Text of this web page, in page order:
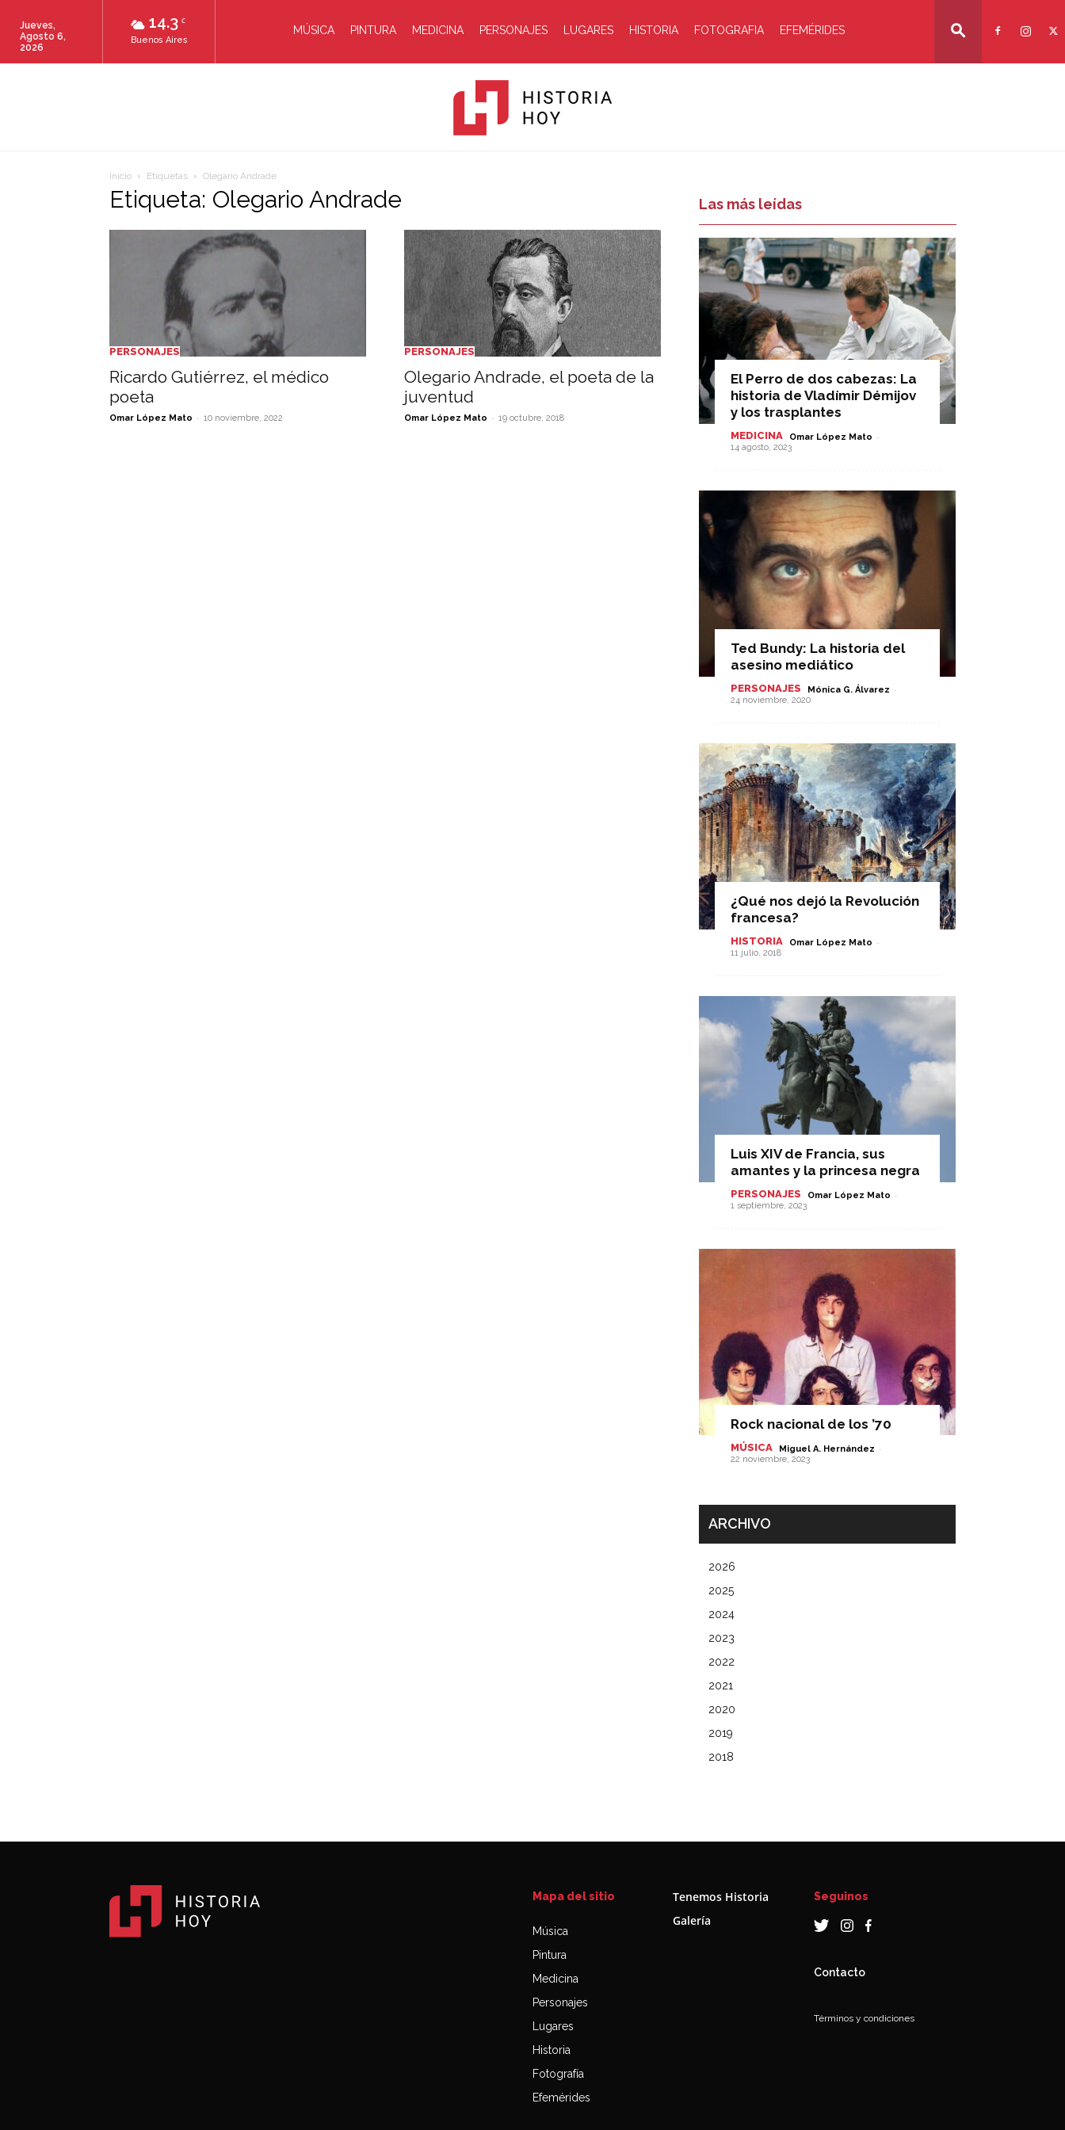
14.3 C
Buenos Aires
Jueves,
Agosto 6,
2026
MÚSICA PINTURA MEDICINA PERSONAJES LUGARES HISTORIA FOTOGRAFIA EFEMÉRIDES
Hoy
Inicio Etiquetas Olegario Andrade
Etiqueta: Olegario Andrade
PERSONAJES
Ricardo Gutiérrez, el médico
poeta
Omar López Mato - 10 noviembre, 2022
PERSONAJES
Olegario Andrade, el poeta de la
juventud
Omar López Mato - 19 octubre, 2018
Las más leídas
El Perro de dos cabezas: La
historia de Vladímir Démijov
y los trasplantes
MEDICINA Omar López Mato -
14 agosto, 2023
Ted Bundy: La historia del
asesino mediático
PERSONAJES Mónica G. Álvarez -
24 noviembre, 2020
¿Qué nos dejó la Revolución
francesa?
HISTORIA Omar López Mato -
11 julio, 2018
Luis XIV de Francia, sus
amantes y la princesa negra
PERSONAJES Omar López Mato -
1 septiembre, 2023
Rock nacional de los ’70
MÚSICA Miguel A. Hernández -
22 noviembre, 2023
ARCHIVO
2026
2025
2024
2023
2022
2021
2020
2019
2018
Mapa del sitio
Música
Pintura
Medicina
Personajes
Lugares
Historia
Fotografía
Efemérides
Tenemos Historia
Galería
Seguinos
Contacto
Términos y condiciones